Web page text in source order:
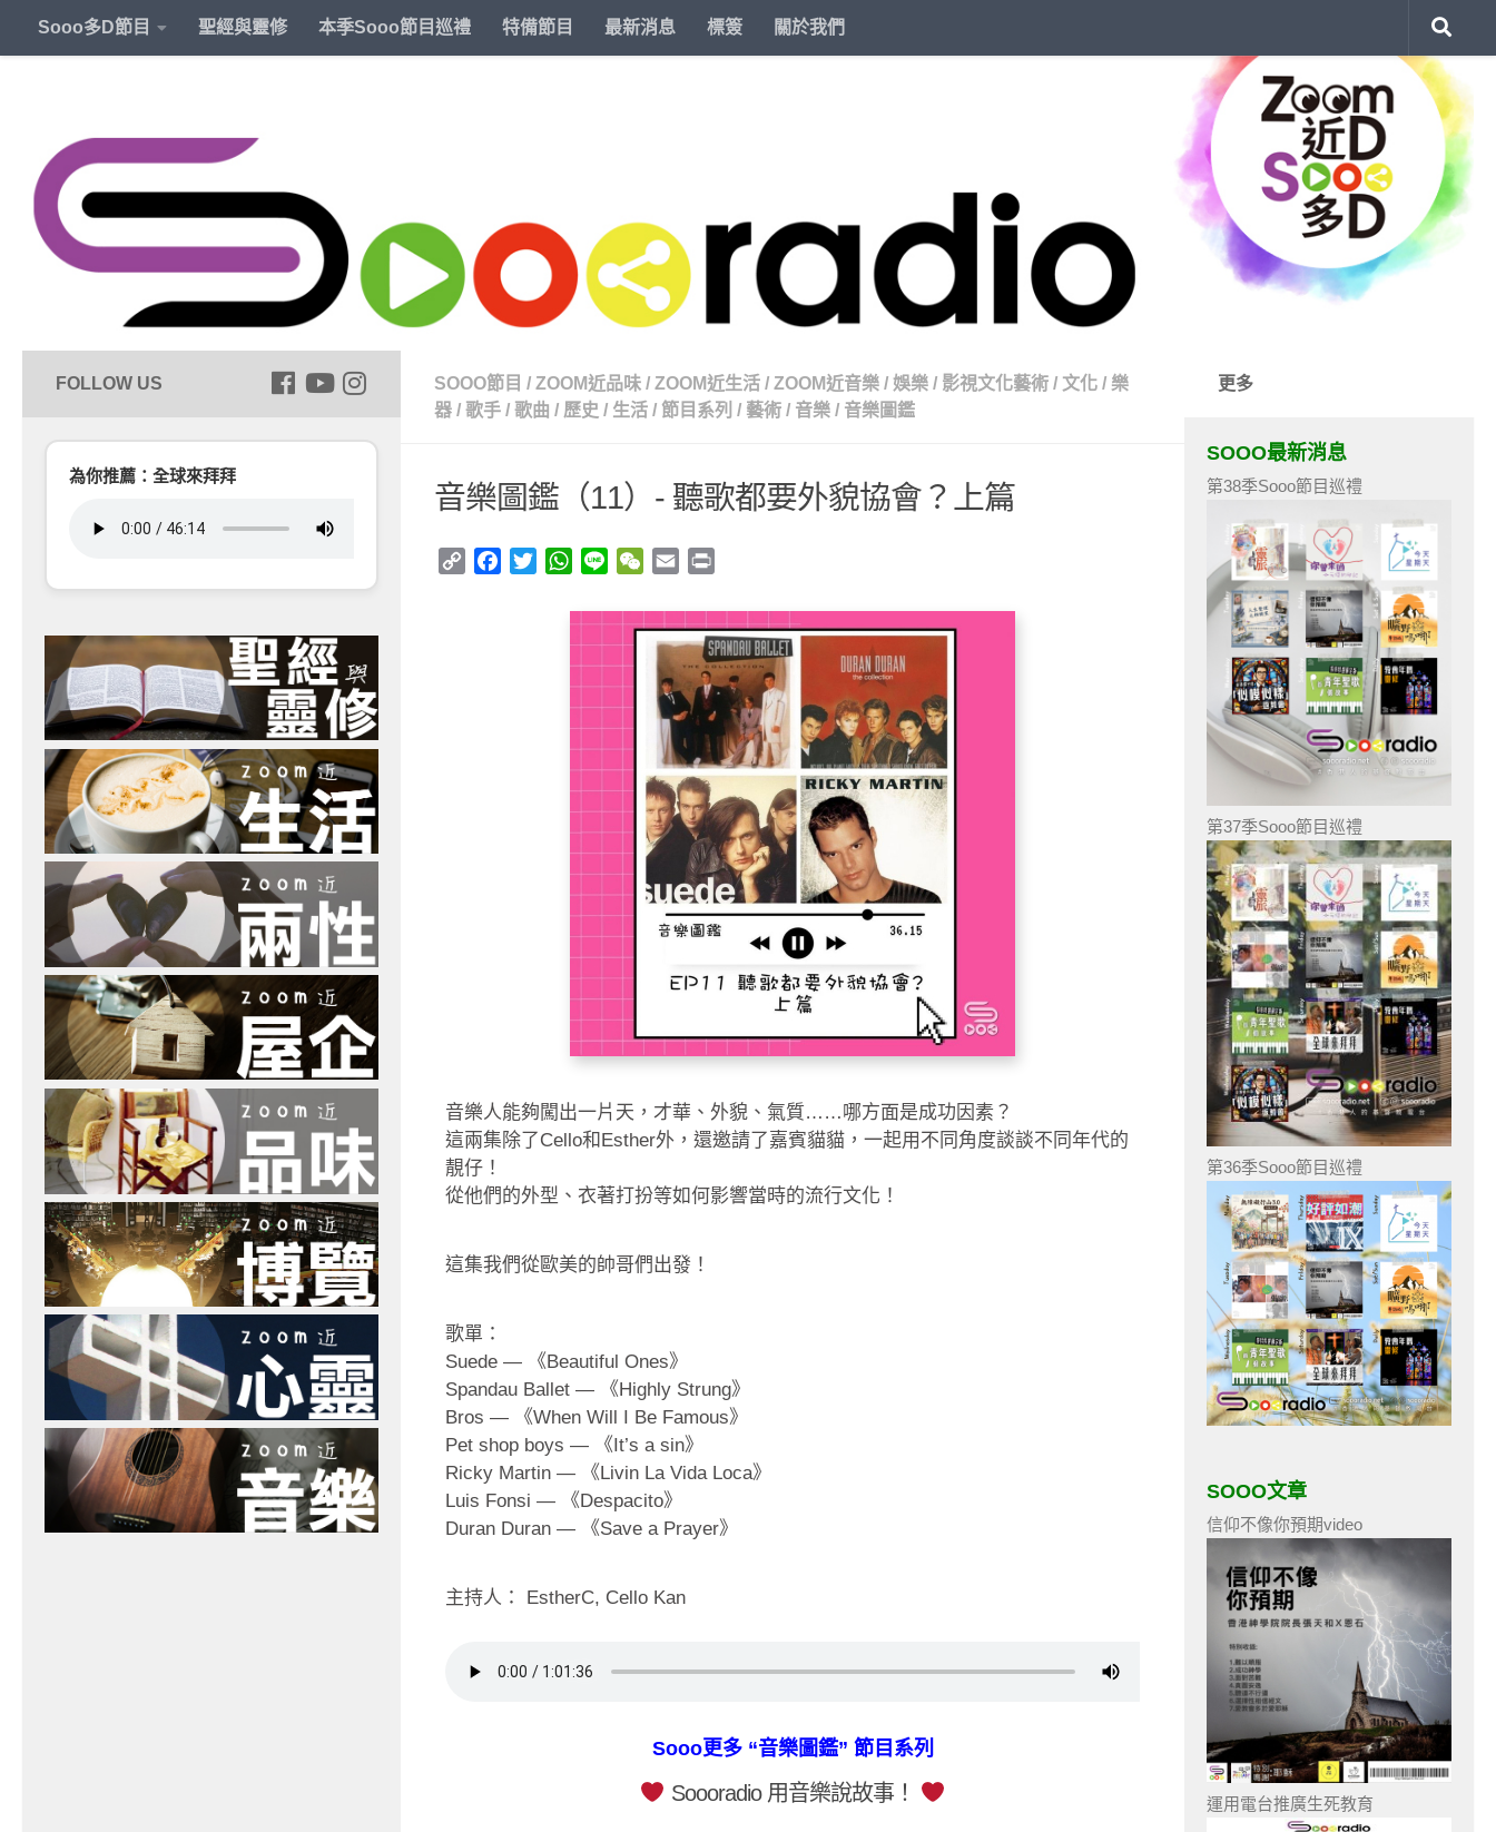
Sooo多D節目 聖經與靈修 本季Sooo節目巡禮 特備節目 最新消息 標簽 關於我們
SOOO節目 / ZOOM近品味 / ZOOM近生活 / ZOOM近音樂 / 娛樂 / 影視文化藝術 / 文化 / 樂
器 / 歌手 / 歌曲 / 歷史 / 生活 / 節目系列 / 藝術 / 音樂 / 音樂圖鑑
音樂圖鑑（11）- 聽歌都要外貌協會？上篇
Copy
Facebook
TwitterWhatsApp
Line WeChat
Email
音樂人能夠闖出一片天，才華、外貌、氣質……哪方面是成功因素？
這兩集除了Cello和Esther外，還邀請了嘉賓貓貓，一起用不同角度談談不同年代的
靚仔！
從他們的外型、衣著打扮等如何影響當時的流行文化！
這集我們從歐美的帥哥們出發！
歌單：
Suede — 《Beautiful Ones》
Spandau Ballet — 《Highly Strung》
Bros — 《When Will I Be Famous》
Pet shop boys — 《It’s a sin》
Ricky Martin — 《Livin La Vida Loca》
Luis Fonsi — 《Despacito》
Duran Duran — 《Save a Prayer》
主持人： EstherC, Cello Kan
Sooo更多 “音樂圖鑑” 節目系列
Soooradio 用音樂說故事！
為你推薦：全球來拜拜
更多
SOOO最新消息
第38季Sooo節目巡禮
第37季Sooo節目巡禮
第36季Sooo節目巡禮
SOOO文章
信仰不像你預期video
運用電台推廣生死教育